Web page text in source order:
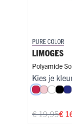
PURE COLOR
LIMOGES
Polyamide
Kies je
Rood
Roze
Wit
€
€ 19,95